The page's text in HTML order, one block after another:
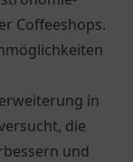
Coffeeshops.
in
die
und